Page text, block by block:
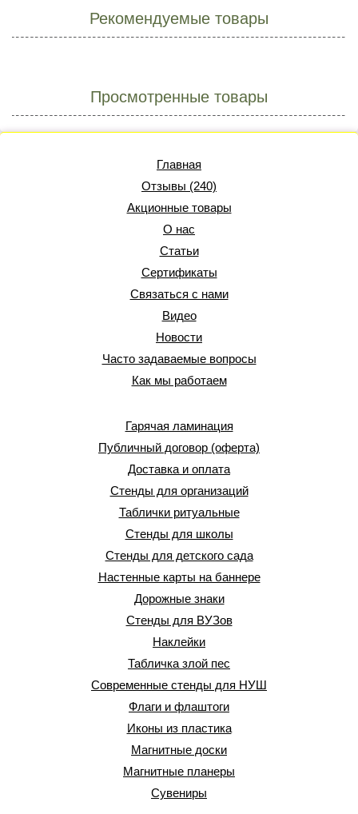
Рекомендуемые товары
Просмотренные товары
Главная
Отзывы (240)
Акционные товары
О нас
Статьи
Сертификаты
Связаться с нами
Видео
Новости
Часто задаваемые вопросы
Как мы работаем
Гарячая ламинация
Публичный договор (оферта)
Доставка и оплата
Стенды для организаций
Таблички ритуальные
Стенды для школы
Стенды для детского сада
Настенные карты на баннере
Дорожные знаки
Стенды для ВУЗов
Наклейки
Табличка злой пес
Современные стенды для НУШ
Флаги и флаштоги
Иконы из пластика
Магнитные доски
Магнитные планеры
Сувениры